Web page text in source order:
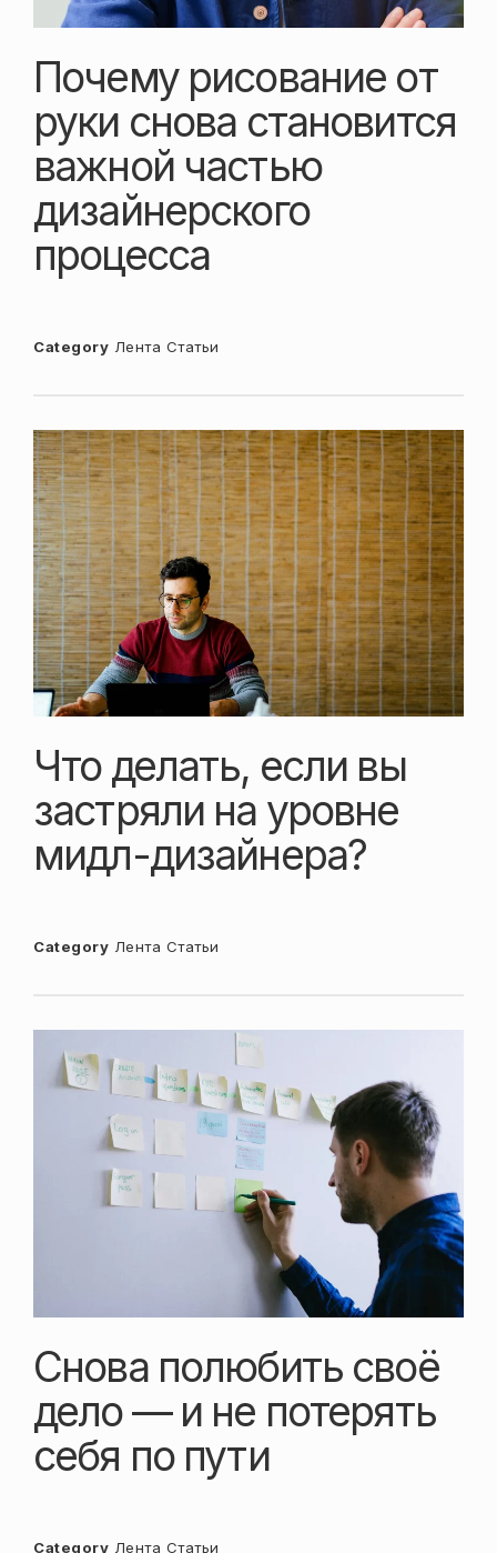
Почему рисование от
руки снова становится
важной частью
дизайнерского
процесса
Category Лента Статьи
Что делать, если вы
застряли на уровне
мидл-дизайнера?
Category Лента Статьи
Снова полюбить своё
дело — и не потерять
себя по пути
Category Лента Статьи